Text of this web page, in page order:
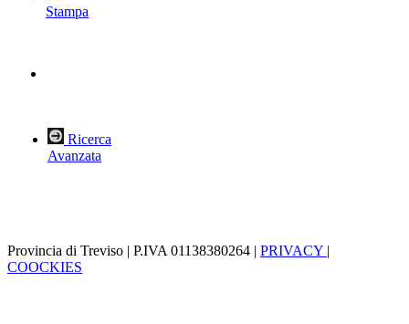
Stampa
Ricerca
Avanzata
Provincia di Treviso | P.IVA 01138380264 | PRIVACY |
COOCKIES